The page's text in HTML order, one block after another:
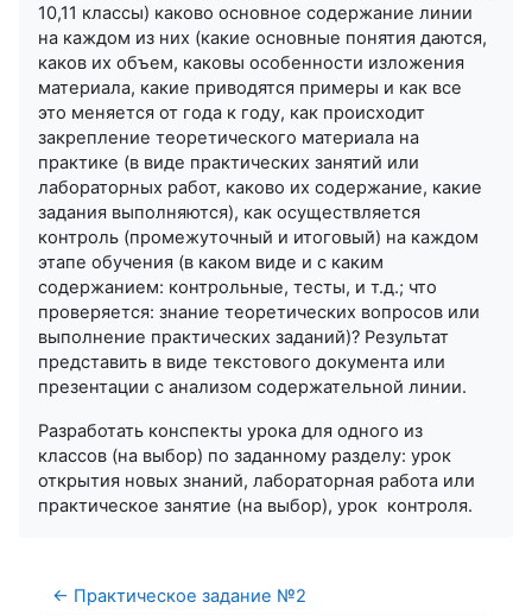
10,11 классы) каково основное содержание линии
на каждом из них (какие основные понятия даются,
каков их объем, каковы особенности изложения
материала, какие приводятся примеры и как все
это меняется от года к году, как происходит
закрепление теоретического материала на
практике (в виде практических занятий или
лабораторных работ, каково их содержание, какие
задания выполняются), как осуществляется
контроль (промежуточный и итоговый) на каждом
этапе обучения (в каком виде и с каким
содержанием: контрольные, тесты, и т.д.; что
проверяется: знание теоретических вопросов или
выполнение практических заданий)? Результат
представить в виде текстового документа или
презентации с анализом содержательной линии.
Разработать конспекты урока для одного из
классов (на выбор) по заданному разделу: урок
открытия новых знаний, лабораторная работа или
практическое занятие (на выбор), урок контроля.
← Практическое задание №2